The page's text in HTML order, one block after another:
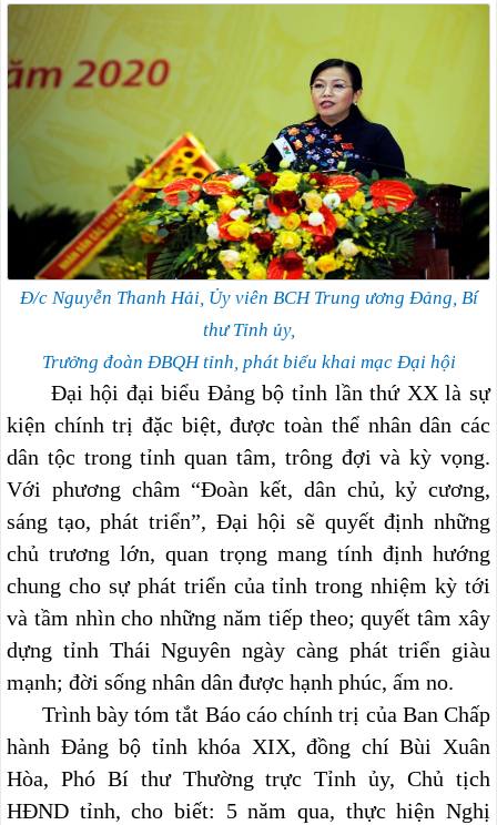
Đ/c Nguyễn Thanh Hải, Ủy viên BCH Trung ương Đảng, Bí
thư Tỉnh ủy,
Trưởng đoàn ĐBQH tỉnh, phát biểu khai mạc Đại hội
Đại hội đại biểu Đảng bộ tỉnh lần thứ XX là sự
kiện chính trị đặc biệt, được toàn thể nhân dân các
dân tộc trong tỉnh quan tâm, trông đợi và kỳ vọng.
Với phương châm “Đoàn kết, dân chủ, kỷ cương,
sáng tạo, phát triển”, Đại hội sẽ quyết định những
chủ trương lớn, quan trọng mang tính định hướng
chung cho sự phát triển của tỉnh trong nhiệm kỳ tới
và tầm nhìn cho những năm tiếp theo; quyết tâm xây
dựng tỉnh Thái Nguyên ngày càng phát triển giàu
mạnh; đời sống nhân dân được hạnh phúc, ấm no.
Trình bày tóm tắt Báo cáo chính trị của Ban Chấp
hành Đảng bộ tỉnh khóa XIX, đồng chí Bùi Xuân
Hòa, Phó Bí thư Thường trực Tỉnh ủy, Chủ tịch
HĐND tỉnh, cho biết: 5 năm qua, thực hiện Nghị